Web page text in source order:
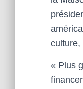
culture,
« Plus